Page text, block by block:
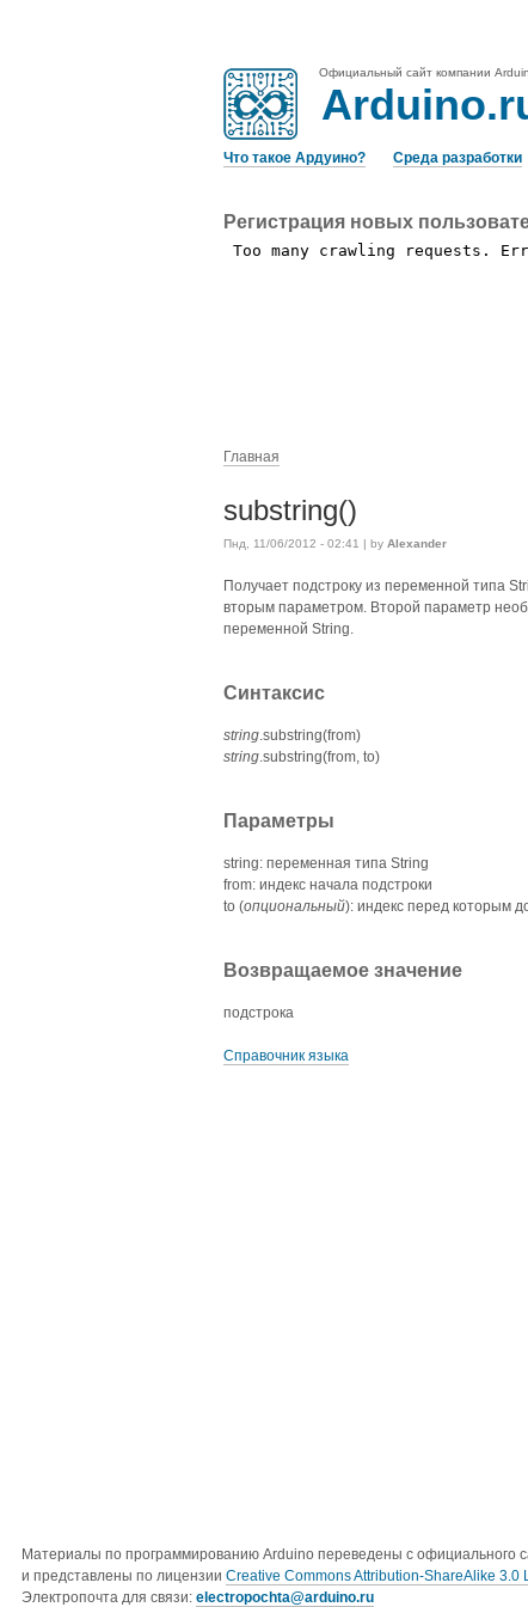
Официальный сайт компании
Что такое Ардуино? Среда разработки
Регистрация новых
Главная
substring()
Пнд, 11/06/2012 - 02:41 | by Alexander
Получает подстроку из переменной типа
вторым параметром. Второй параметр
переменной String.
Синтаксис
string .substring(from)
string .substring(from, to)
Параметры
string: переменная типа String
from: индекс начала подстроки
to (опциональный): индекс перед которым
Возвращаемое значение
подстрока
Справочник языка
Материалы по программированию Arduino переведены с официального
и представлены по лицензии Creative Commons Attribution-ShareAlike 3.0
Электропочта для связи: electropochta@arduino.ru